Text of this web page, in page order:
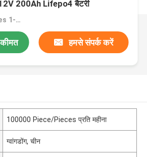
200Ah Lifepo4 बैटरी
मूल्य：$577.50/pieces 1-19 pieces
हमसे संपर्क करें
100000 Piece/Pieces प्रति महीना
ग्वांगडोंग, चीन